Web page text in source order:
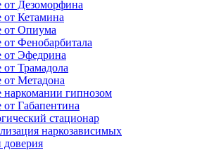
от Дезоморфина
от Кетамина
от Опиума
от Фенобарбитала
от Эфедрина
от Трамадола
от Метадона
наркомании гипнозом
от Габапентина
стационар
наркозависимых
доверия